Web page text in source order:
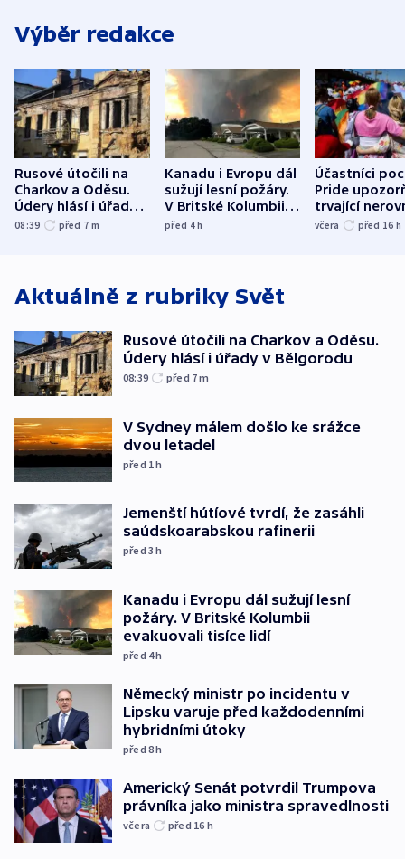
Výběr redakce
Rusové útočili na
Charkov a Oděsu.
Údery hlásí i úřady v
Bělgorodu
08:39 před 7 m
Kanadu i Evropu dál
sužují lesní požáry.
V Britské Kolumbii
evakuovali tisíce lidí
před 4h
Účastníci
Pride
trvající
včera před 16 h
Aktuálně z rubriky Svět
Rusové útočili na Charkov a Oděsu.
Údery hlásí i úřady v Bělgorodu
08:39 před 7m
V Sydney málem došlo ke srážce
dvou letadel
před 1h
Jemenští hútíové tvrdí, že zasáhli
saúdskoarabskou rafinerii
před 3h
Kanadu i Evropu dál sužují lesní
požáry. V Britské Kolumbii
evakuovali tisíce lidí
před 4h
Německý ministr po incidentu v
Lipsku varuje před každodenními
hybridními útoky
před 8h
Americký Senát potvrdil Trumpova
právníka jako ministra spravedlnosti
včera před 16 h